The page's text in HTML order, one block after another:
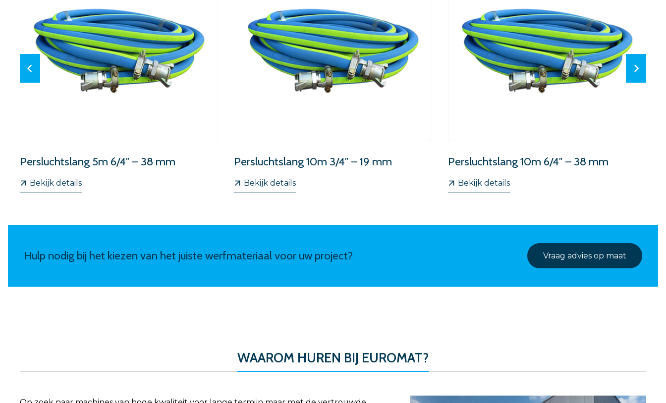
Persluchtslang 5m 6/4″ – 38 mm
Bekijk details
Persluchtslang 10m 3/4″ – 19 mm
Bekijk details
Persluchtslang 10m 6/4″ – 38 mm
Bekijk details
Hulp nodig bij het kiezen van het juiste werfmateriaal voor uw project? Vraag advies op maat
WAAROM HUREN BIJ EUROMAT?